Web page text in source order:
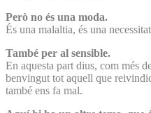
Però no és una moda.
És una malaltia, és una
També per al sensible.
En aquesta part dius, com més
benvingut tot aquell que
també ens fa mal.